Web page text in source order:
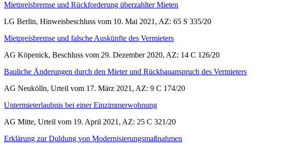
Mietpreisbremse und Rückforderung überzahlter Mieten
LG Berlin, Hinweisbeschluss vom 10. Mai 2021, AZ: 65 S 335/20
Mietpreisbremse und falsche Auskünfte des Vermieters
AG Köpenick, Beschluss vom 29. Dezember 2020, AZ: 14 C 126/20
Bauliche Änderungen durch den Mieter und Rückbauanspruch des Vermieters
AG Neukölln, Urteil vom 17. März 2021, AZ: 9 C 174/20
Untermieterlaubnis bei einer Einzimmerwohnung
AG Mitte, Urteil vom 19. April 2021, AZ: 25 C 321/20
Erklärung zur Duldung von Modernisierungsmaßnahmen